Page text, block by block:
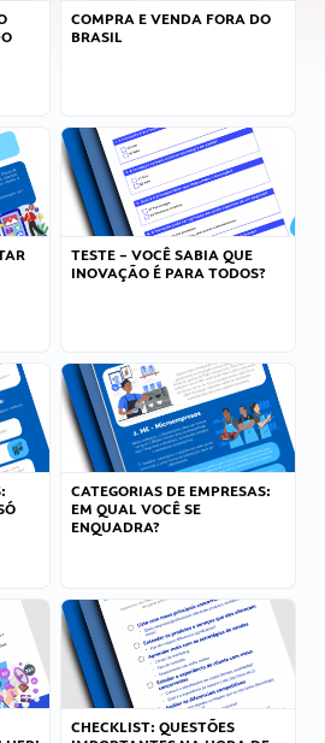
COMPRA E VENDA FORA DO
BRASIL
TESTE – VOCÊ SABIA QUE
INOVAÇÃO É PARA TODOS?
CATEGORIAS DE EMPRESAS:
EM QUAL VOCÊ SE
ENQUADRA?
CHECKLIST: QUESTÕES